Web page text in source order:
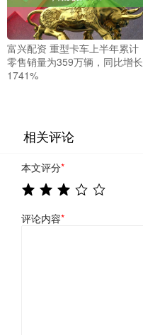
富兴配资 重型卡车上半年累计
零售销量为359万辆，同比增长
1741%
相关评论
本文评分*
评论内容*